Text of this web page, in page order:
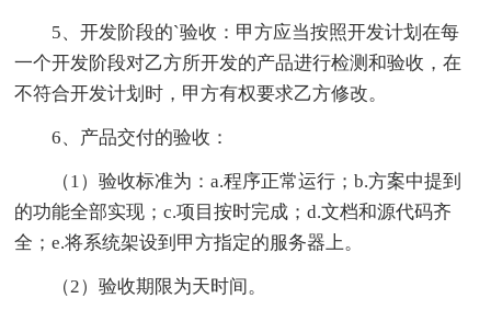
5、开发阶段的`验收：甲方应当按照开发计划在每
一个开发阶段对乙方所开发的产品进行检测和验收，在
不符合开发计划时，甲方有权要求乙方修改。
6、产品交付的验收：
（1）验收标准为：a.程序正常运行；b.方案中提到
的功能全部实现；c.项目按时完成；d.文档和源代码齐
全；e.将系统架设到甲方指定的服务器上。
（2）验收期限为天时间。